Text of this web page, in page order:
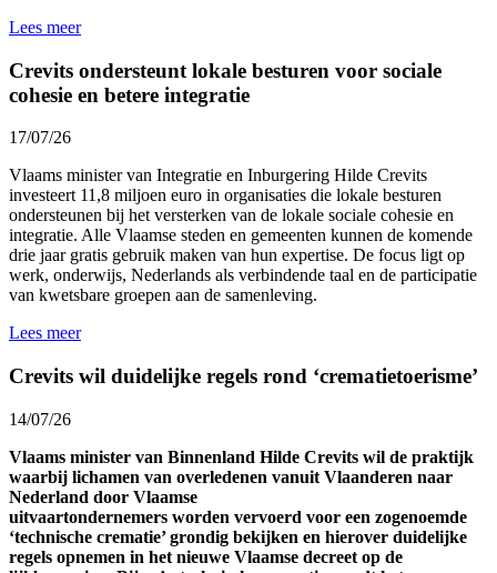
Lees meer
Crevits ondersteunt lokale besturen voor sociale
cohesie en betere integratie
17/07/26
Vlaams minister van Integratie en Inburgering Hilde Crevits
investeert 11,8 miljoen euro in organisaties die lokale besturen
ondersteunen bij het versterken van de lokale sociale cohesie en
integratie. Alle Vlaamse steden en gemeenten kunnen de komende
drie jaar gratis gebruik maken van hun expertise. De focus ligt op
werk, onderwijs, Nederlands als verbindende taal en de participatie
van kwetsbare groepen aan de samenleving.
Lees meer
Crevits wil duidelijke regels rond ‘crematietoerisme’
14/07/26
Vlaams minister van Binnenland Hilde Crevits wil de praktijk
waarbij lichamen van overledenen vanuit Vlaanderen naar
Nederland door Vlaamse
uitvaartondernemers worden vervoerd voor een zogenoemde
‘technische crematie’ grondig bekijken en hierover duidelijke
regels opnemen in het nieuwe Vlaamse decreet op de